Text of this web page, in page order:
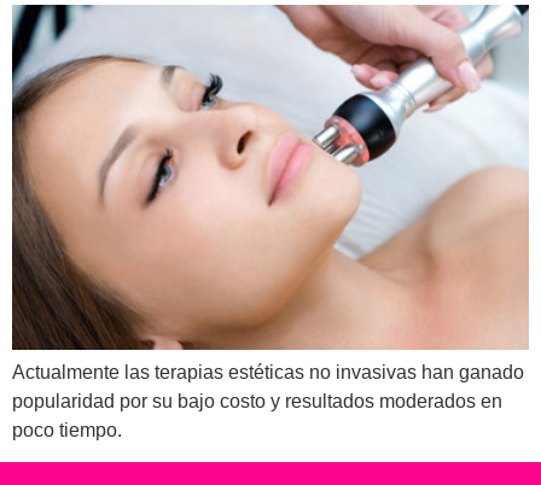
Actualmente las terapias estéticas no invasivas han ganado
popularidad por su bajo costo y resultados moderados en
poco tiempo.